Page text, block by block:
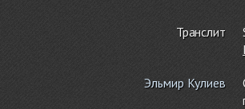
Транслит
Эльмир Кулиев